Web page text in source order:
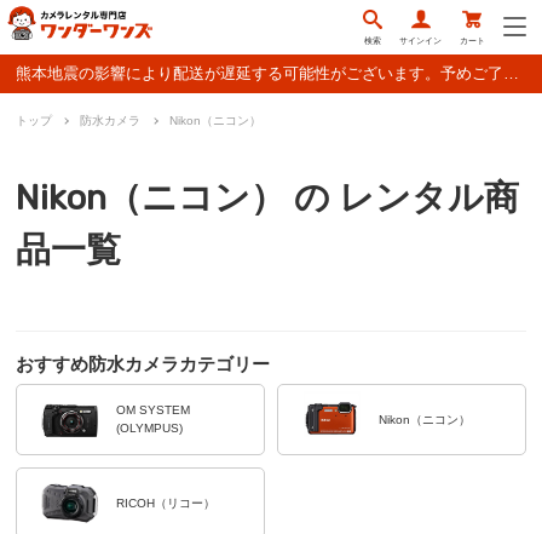
検索 サインイン カート
トップ 防水カメラ Nikon（ニコン）
Nikon（ニコン） の レンタル商
品一覧
おすすめ防水カメラカテゴリー
OM SYSTEM
(OLYMPUS)
Nikon（ニコン）
RICOH（リコー）